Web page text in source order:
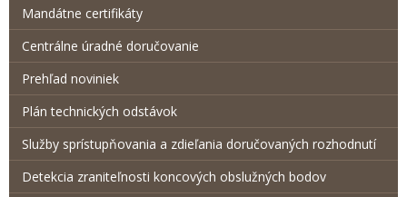
Mandátne certifikáty
Centrálne úradné doručovanie
Prehľad noviniek
Plán technických odstávok
Služby sprístupňovania a zdieľania doručovaných rozhodnutí
Detekcia zraniteľnosti koncových obslužných bodov